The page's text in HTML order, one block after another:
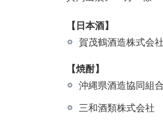
【日本酒】
賀茂鶴酒造株式会社
【焼酎】
沖縄県酒造協同組合
三和酒類株式会社